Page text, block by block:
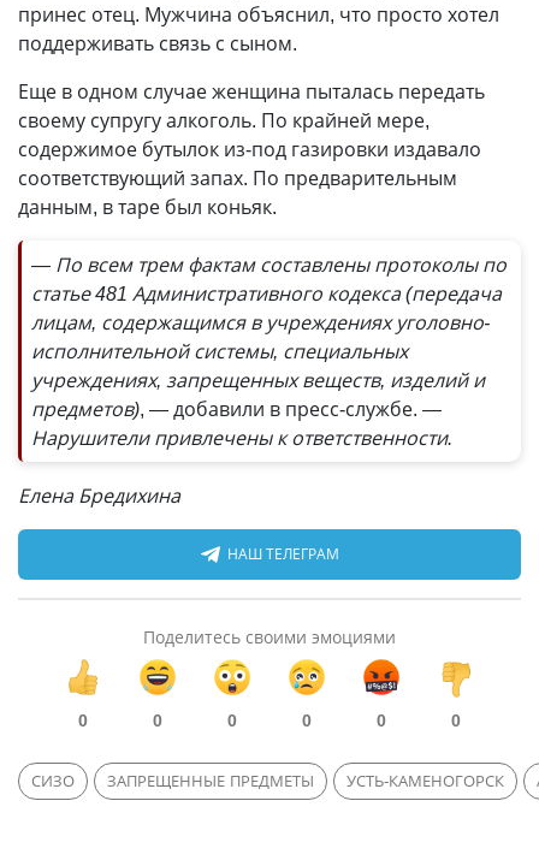
принес отец. Мужчина объяснил, что просто хотел
поддерживать связь с сыном.
Еще в одном случае женщина пыталась передать
своему супругу алкоголь. По крайней мере,
содержимое бутылок из-под газировки издавало
соответствующий запах. По предварительным
данным, в таре был коньяк.
— По всем трем фактам составлены протоколы по
статье 481 Административного кодекса (передача
лицам, содержащимся в учреждениях уголовно-
исполнительной системы, специальных
учреждениях, запрещенных веществ, изделий и
предметов), — добавили в пресс-службе. —
Нарушители привлечены к ответственности.
Елена Бредихина
НАШ ТЕЛЕГРАМ
Поделитесь своими эмоциями
0 0 0 0 0 0
СИЗО ЗАПРЕЩЕННЫЕ ПРЕДМЕТЫ УСТЬ-КАМЕНОГОРСК